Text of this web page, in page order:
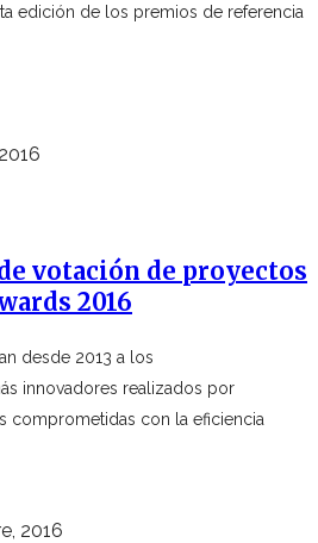
edición de los premios de referencia
votación de proyectos
2016
desde 2013 a los
innovadores realizados por
comprometidas con la eficiencia
2016